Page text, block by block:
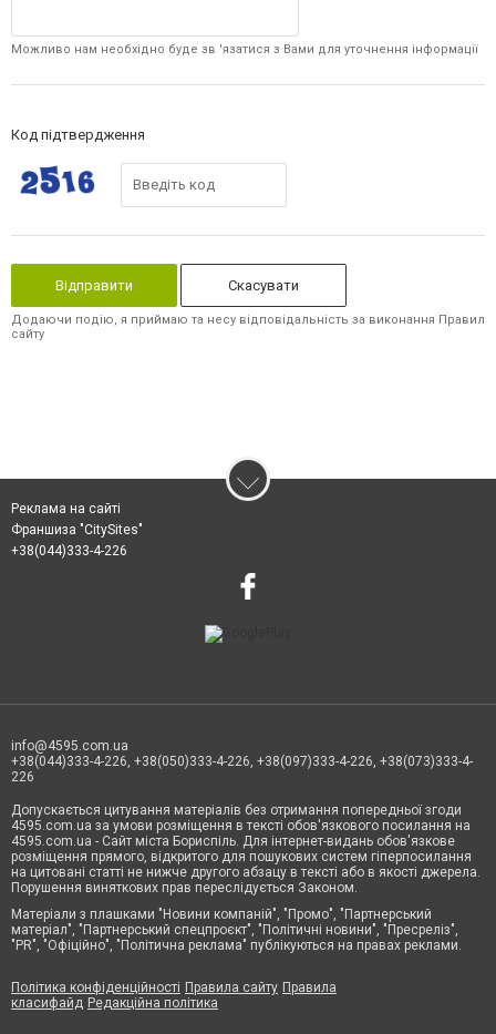
Можливо нам необхідно буде зв 'язатися з Вами для уточнення інформації
Код підтвердження
Скасувати
Додаючи подію, я приймаю та несу відповідальність за виконання Правил
сайту
Реклама на сайті
Франшиза "CitySites"
+38(044)333-4-226
info@4595.com.ua
+38(044)333-4-226, +38(050)333-4-226, +38(097)333-4-226, +38(073)333-4-
226
Допускається цитування матеріалів без отримання попередньої згоди
4595.com.ua за умови розміщення в тексті обов'язкового посилання на
4595.com.ua - Сайт міста Бориспіль. Для інтернет-видань обов'язкове
розміщення прямого, відкритого для пошукових систем гіперпосилання
на цитовані статті не нижче другого абзацу в тексті або в якості джерела.
Порушення виняткових прав переслідується Законом.
Матеріали з плашками "Новини компаній", "Промо", "Партнерський
матеріал", "Партнерський спецпроєкт", "Політичні новини", "Пресреліз",
"PR", "Офіційно", "Політична реклама" публікуються на правах реклами.
Політика конфіденційності Правила сайту Правила
класифайд Редакційна політика